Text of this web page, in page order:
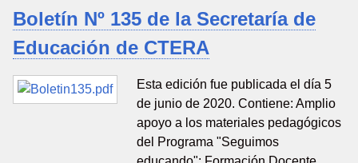
Boletín Nº 135 de la Secretaría de
Educación de CTERA
Esta edición fue publicada el día 5
de junio de 2020. Contiene: Amplio
apoyo a los materiales pedagógicos
del Programa "Seguimos